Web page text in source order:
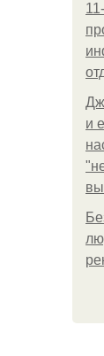
и